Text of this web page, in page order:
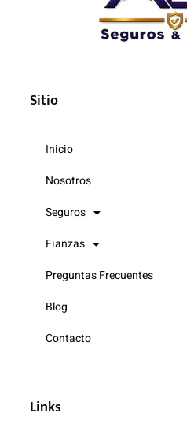
Sitio
Inicio
Nosotros
Seguros
Fianzas
Preguntas Frecuentes
Blog
Contacto
Links